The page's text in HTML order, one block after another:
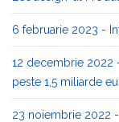
6 februarie 2023 -
12 decembrie 2022
peste 1,5 miliarde
23 noiembrie 2022